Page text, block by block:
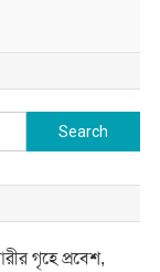
Search
গৃহে প্রবেশ,